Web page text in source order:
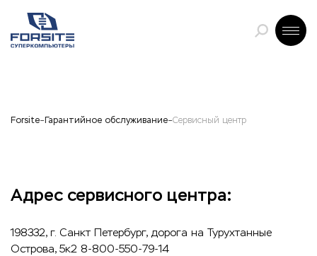
Forsite Гарантийное обслуживание Сервисный центр
Адрес сервисного центра:
198332, г. Санкт Петербург, дорога на Турухтанные
Острова, 5к2 8-800-550-79-14